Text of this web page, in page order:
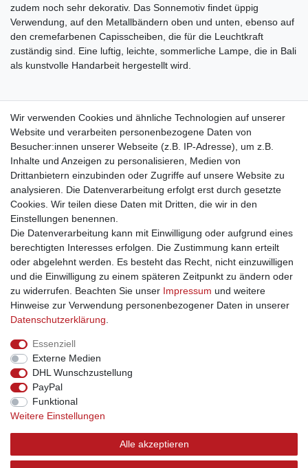
zudem noch sehr dekorativ. Das Sonnemotiv findet üppig
Verwendung, auf den Metallbändern oben und unten, ebenso auf
den cremefarbenen Capisscheiben, die für die Leuchtkraft
zuständig sind. Eine luftig, leichte, sommerliche Lampe, die in Bali
als kunstvolle Handarbeit hergestellt wird.
Alle Vendo-Leuchten und Lampen sind mit genormten E14
Fassungen, einem zwei Meter langen Kabel und einem
handelsüblichen Sicherheitsschalter ausgerüstet. Bitte verwenden
Sie als Leuchtmittel nur Glühbirnen mit maximal 40 Watt oder eine
entsprechende Energiesparlampe.
Impressum Daten­schutz­erklärung AGB
Barrierefreiheitserklärung
Vertrag widerrufen
INFORMATIONEN
Über uns
Versand
Links
Wir verwenden Cookies und ähnliche Technologien auf unserer
Website und verarbeiten personenbezogene Daten von
Besucher:innen unserer Webseite (z.B. IP-Adresse), um z.B.
Inhalte und Anzeigen zu personalisieren, Medien von
Drittanbietern einzubinden oder Zugriffe auf unsere Website zu
analysieren. Die Datenverarbeitung erfolgt erst durch gesetzte
Cookies. Wir teilen diese Daten mit Dritten, die wir in den
Einstellungen benennen.
Die Datenverarbeitung kann mit Einwilligung oder aufgrund eines
berechtigten Interesses erfolgen. Die Zustimmung kann erteilt
oder abgelehnt werden. Es besteht das Recht, nicht einzuwilligen
und die Einwilligung zu einem späteren Zeitpunkt zu ändern oder
zu widerrufen. Beachten Sie unser Impressum und weitere
Hinweise zur Verwendung personenbezogener Daten in unserer
Daten­schutz­erklärung
Essenziell
Externe Medien
DHL Wunschzustellung
PayPal
Funktional
Weitere Einstellungen
Alle akzeptieren